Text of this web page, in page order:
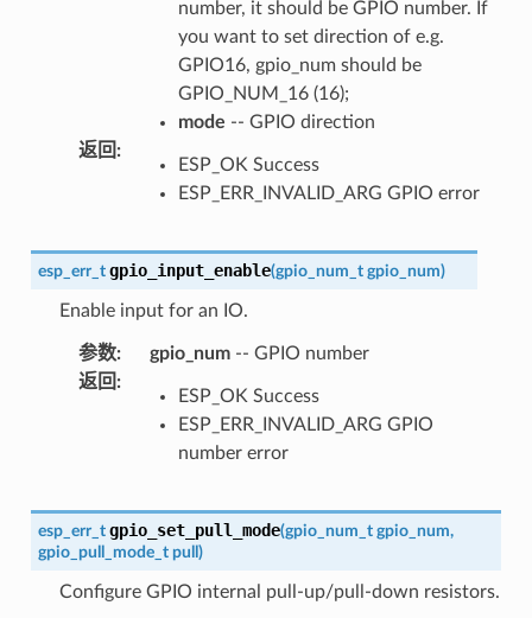
number, it should be GPIO number. If
you want to set direction of e.g.
GPIO16, gpio_num should be
GPIO_NUM_16 (16);
mode -- GPIO direction
返回 :
ESP_OK Success
ESP_ERR_INVALID_ARG GPIO error
esp_err_t gpio_input_enable(gpio_num_t gpio_num)
Enable input for an IO.
参数: gpio_num-- GPIO number
返回 :
ESP_OK Success
ESP_ERR_INVALID_ARG GPIO
number error
esp_err_t gpio_set_pull_mode(gpio_num_t gpio_num,
gpio_pull_mode_t pull )
Configure GPIO internal pull-up/pull-down resistors.